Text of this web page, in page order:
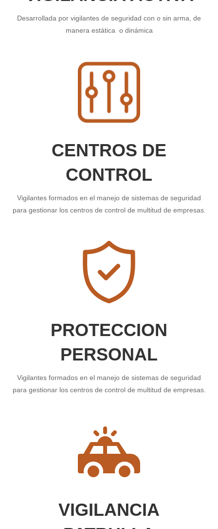
Desarrollada por vigilantes de seguridad con o sin arma, de
manera estática o dinámica
CENTROS DE
CONTROL
Vigilantes formados en el manejo de sistemas de seguridad
para gestionar los centros de control de multitud de empresas.
PROTECCION
PERSONAL
Vigilantes formados en el manejo de sistemas de seguridad
para gestionar los centros de control de multitud de empresas.
VIGILANCIA